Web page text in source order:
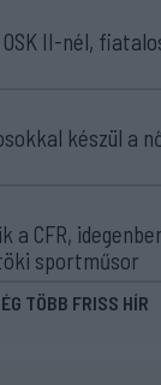
II-nél,
készül a
a CFR,
sportműsor
TÖBB FRISS HÍR